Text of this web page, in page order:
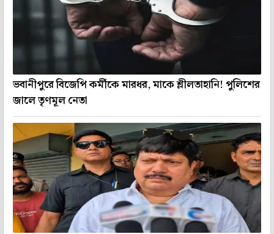
ভবানীপুরে বিজেপি কর্মীকে মারধর, মাকে শ্লীলতাহানি! পুলিশের
জালে তৃণমূল নেতা